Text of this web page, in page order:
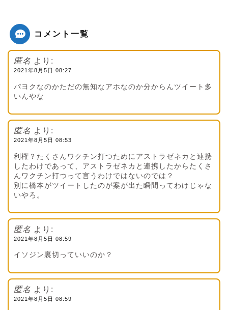
コメント一覧
匿名 より:
2021年8月5日 08:27
パヨクなのかただの無知なアホなのか分からんツイート多
いんやな
匿名 より:
2021年8月5日 08:53
利権？たくさんワクチン打つためにアストラゼネカと連携
したわけであって、アストラゼネカと連携したからたくさ
んワクチン打つって言うわけではないのでは？
別に橋本がツイートしたのが案が出た瞬間ってわけじゃな
いやろ。
匿名 より:
2021年8月5日 08:59
イソジン裏切っていいのか？
匿名 より:
2021年8月5日 08:59